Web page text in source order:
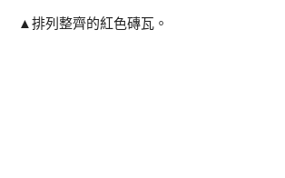
▲排列整齊的紅色磚瓦。